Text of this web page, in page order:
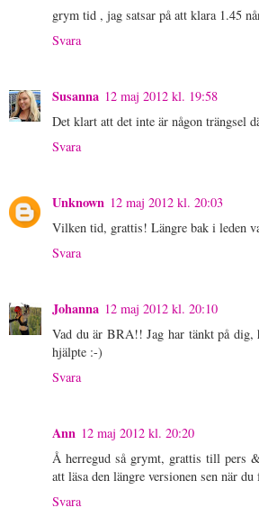
grym tid , jag satsar på att klara 1.45
Svara
Susanna 12 maj 2012 kl. 19:58
Det klart att det inte är någon trängsel
Svara
Unknown 12 maj 2012 kl. 20:03
Vilken tid, grattis! Längre bak i leden
Svara
Johanna 12 maj 2012 kl. 20:10
Vad du är BRA!! Jag har tänkt på dig,
hjälpte :-)
Svara
Ann 12 maj 2012 kl. 20:20
Å herregud så grymt, grattis till pers
att läsa den längre versionen sen när
Svara